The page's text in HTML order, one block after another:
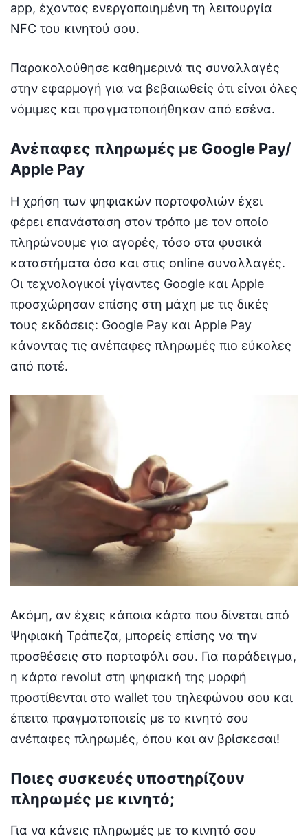
app, έχοντας ενεργοποιημένη τη λειτουργία
NFC του κινητού σου.
Παρακολούθησε καθημερινά τις συναλλαγές
στην εφαρμογή για να βεβαιωθείς ότι είναι όλες
νόμιμες και πραγματοποιήθηκαν από εσένα.
Ανέπαφες πληρωμές με Google Pay/
Apple Pay
Η χρήση των ψηφιακών πορτοφολιών έχει
φέρει επανάσταση στον τρόπο με τον οποίο
πληρώνουμε για αγορές, τόσο στα φυσικά
καταστήματα όσο και στις online συναλλαγές.
Οι τεχνολογικοί γίγαντες Google και Apple
προσχώρησαν επίσης στη μάχη με τις δικές
τους εκδόσεις: Google Pay και Apple Pay
κάνοντας τις ανέπαφες πληρωμές πιο εύκολες
από ποτέ.
Ακόμη, αν έχεις κάποια κάρτα που δίνεται από
Ψηφιακή Τράπεζα, μπορείς επίσης να την
προσθέσεις στο πορτοφόλι σου. Για παράδειγμα,
η κάρτα revolut στη ψηφιακή της μορφή
προστίθενται στο wallet του τηλεφώνου σου και
έπειτα πραγματοποιείς με το κινητό σου
ανέπαφες πληρωμές, όπου και αν βρίσκεσαι!
Ποιες συσκευές υποστηρίζουν
πληρωμές με κινητό;
Για να κάνεις πληρωμές με το κινητό σου